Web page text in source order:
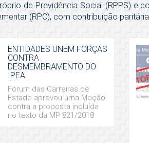
de Previdência Social (RPPS) e
(RPC), com contribuição
ENTIDADES UNEM FORÇAS
CONTRA
DESMEMBRAMENTO DO
IPEA
Fórum das Carreiras de
Estado aprovou uma Moção
contra a proposta incluída
no texto da MP 821/2018